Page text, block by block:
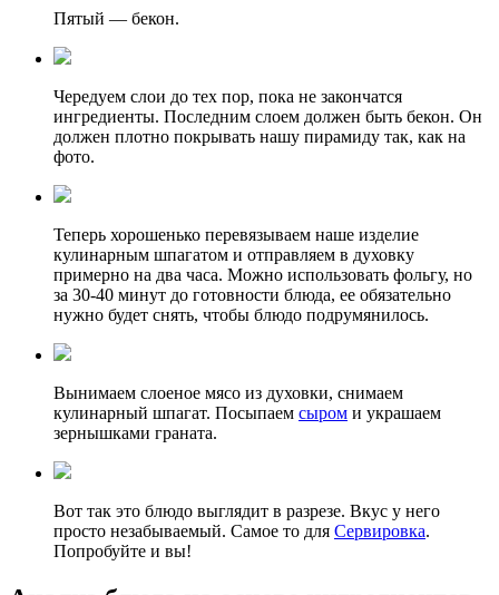
Пятый — бекон.
Чередуем слои до тех пор, пока не закончатся
ингредиенты. Последним слоем должен быть бекон. Он
должен плотно покрывать нашу пирамиду так, как на
фото.
Теперь хорошенько перевязываем наше изделие
кулинарным шпагатом и отправляем в духовку
примерно на два часа. Можно использовать фольгу, но
за 30-40 минут до готовности блюда, ее обязательно
нужно будет снять, чтобы блюдо подрумянилось.
Вынимаем слоеное мясо из духовки, снимаем
кулинарный шпагат. Посыпаем сыром и украшаем
зернышками граната.
Вот так это блюдо выглядит в разрезе. Вкус у него
просто незабываемый. Самое то для Сервировка.
Попробуйте и вы!